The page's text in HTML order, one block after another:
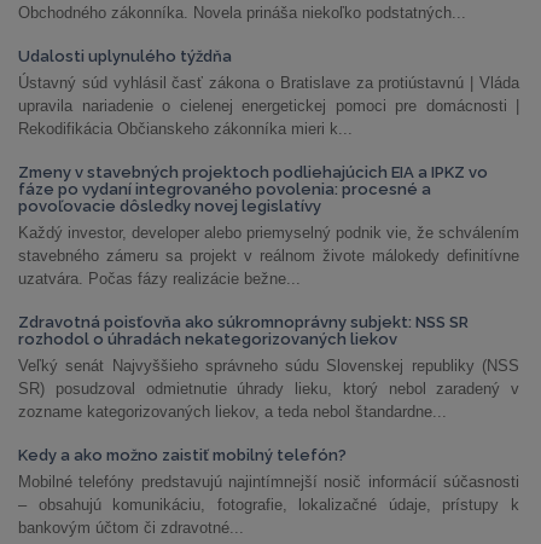
Obchodného zákonníka. Novela prináša niekoľko podstatných...
Udalosti uplynulého týždňa
Ústavný súd vyhlásil časť zákona o Bratislave za protiústavnú | Vláda
upravila nariadenie o cielenej energetickej pomoci pre domácnosti |
Rekodifikácia Občianskeho zákonníka mieri k...
Zmeny v stavebných projektoch podliehajúcich EIA a IPKZ vo
fáze po vydaní integrovaného povolenia: procesné a
povoľovacie dôsledky novej legislatívy
Každý investor, developer alebo priemyselný podnik vie, že schválením
stavebného zámeru sa projekt v reálnom živote málokedy definitívne
uzatvára. Počas fázy realizácie bežne...
Zdravotná poisťovňa ako súkromnoprávny subjekt: NSS SR
rozhodol o úhradách nekategorizovaných liekov
Veľký senát Najvyššieho správneho súdu Slovenskej republiky (NSS
SR) posudzoval odmietnutie úhrady lieku, ktorý nebol zaradený v
zozname kategorizovaných liekov, a teda nebol štandardne...
Kedy a ako možno zaistiť mobilný telefón?
Mobilné telefóny predstavujú najintímnejší nosič informácií súčasnosti
– obsahujú komunikáciu, fotografie, lokalizačné údaje, prístupy k
bankovým účtom či zdravotné...